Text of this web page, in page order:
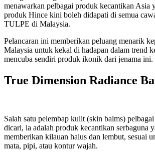
menawarkan pelbagai produk kecantikan Asia
produk Hince kini boleh didapati di semua
TULPE di Malaysia.
Pelancaran ini memberikan peluang menarik
Malaysia untuk kekal di hadapan dalam trend
mencuba sendiri produk ikonik dari jenama ini.
True Dimension Radiance
Salah satu pelembap kulit (skin balms)
dicari, ia adalah produk kecantikan serbaguna
memberikan kilauan halus dan lembut, sesuai
mata, pipi, atau kontur wajah.